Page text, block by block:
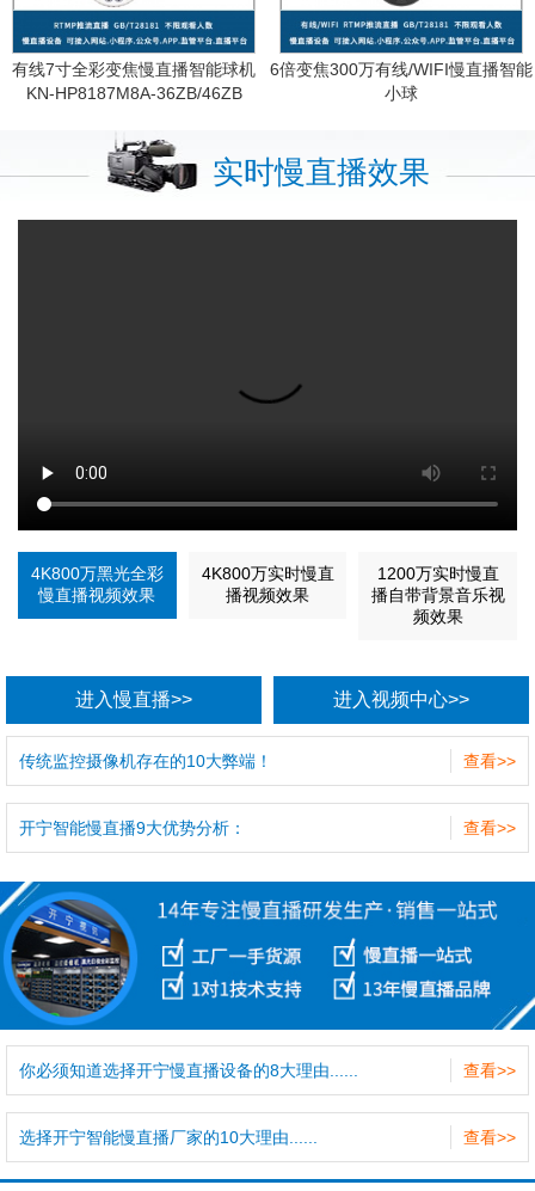
有线7寸全彩变焦慢直播智能球机
KN-HP8187M8A-36ZB/46ZB
6倍变焦300万有线/WIFI慢直播智能
小球
实时慢直播效果
4K800万黑光全彩
慢直播视频效果
4K800万实时慢直
播视频效果
1200万实时慢直
播自带背景音乐视
频效果
进入慢直播>> 进入视频中心>>
查看>>
传统监控摄像机存在的10大弊端！
查看>>
开宁智能慢直播9大优势分析：
查看>>
你必须知道选择开宁慢直播设备的8大理由......
查看>>
选择开宁智能慢直播厂家的10大理由......